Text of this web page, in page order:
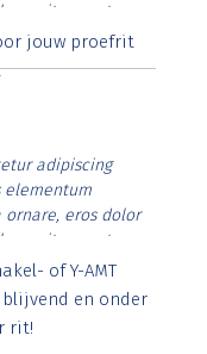
vitae erat.
id rutrum lorem
jouw proefrit
adipiscing
elementum
ornare, eros dolor
vitae erat.
rutrum lorem
posuere.
of Y-AMT
en onder
rit!